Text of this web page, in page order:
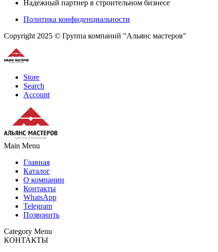
Надежный партнер в строительном бизнесе
Политика конфиденциальности
Copyright 2025 © Группа компаний "Альянс мастеров"
Store
Search
Account
Main Menu
Главная
Каталог
О компании
Контакты
WhatsApp
Telegram
Позвонить
Category Menu
КОНТАКТЫ